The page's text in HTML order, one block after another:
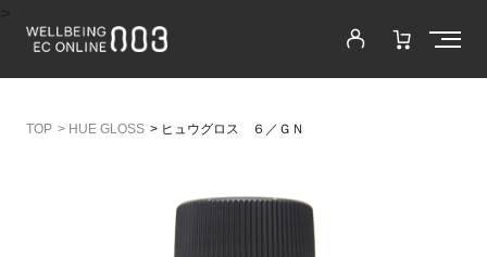
> HUE GLOSS > ヒュウグロス ６／ＧＮ